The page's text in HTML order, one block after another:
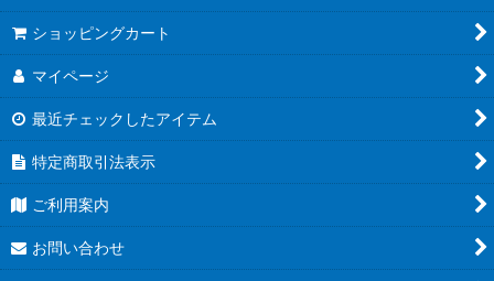
ショッピングカート
マイページ
最近チェックしたアイテム
特定商取引法表示
ご利用案内
お問い合わせ